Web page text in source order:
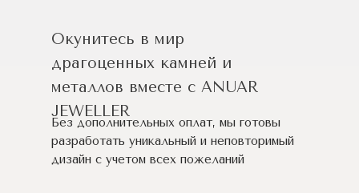
Окунитесь в мир
драгоценных камней и
металлов вместе с ANUAR
JEWELLER
Без дополнительных оплат, мы готовы
разработать уникальный и неповторимый
дизайн c учетом всех пожеланий